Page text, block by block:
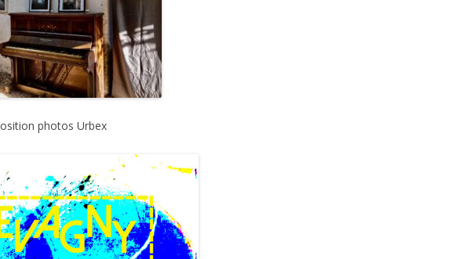
photos Urbex